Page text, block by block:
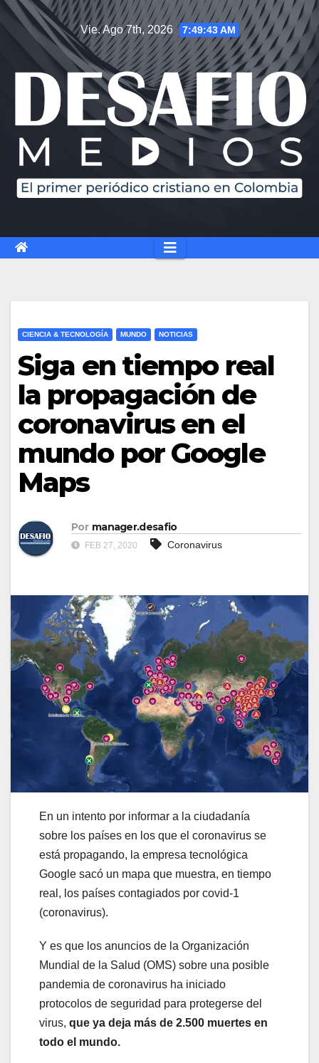
Saltar
contenido
Vie. Ago 7th, 2026 7:49:44 AM
CIENCIA & TECNOLOGÍA MUNDO NOTICIAS
Siga en tiempo real
la propagación de
coronavirus en el
mundo por Google
Maps
Por manager.desafio
FEB 27, 2020 Coronavirus
En un intento por informar a la ciudadanía
sobre los países en los que el coronavirus se
está propagando, la empresa tecnológica
Google sacó un mapa que muestra, en tiempo
real, los países contagiados por covid-1
(coronavirus).
Y es que los anuncios de la Organización
Mundial de la Salud (OMS) sobre una posible
pandemia de coronavirus ha iniciado
protocolos de seguridad para protegerse del
virus, que ya deja más de 2.500 muertes en
todo el mundo.